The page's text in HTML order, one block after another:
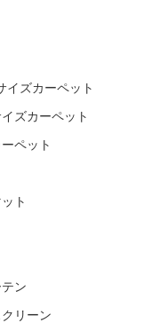
イズカーペット
ズカーペット
ペット
ト
ン
リーン